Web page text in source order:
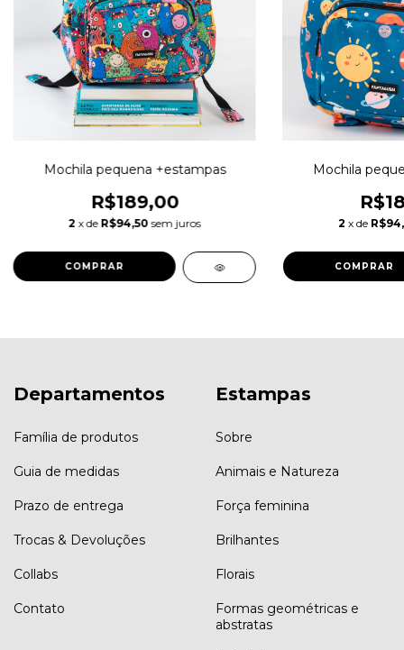
Mochila pequena +estampas
R$189,00
2 x de R$94,50 sem juros
COMPRAR
Mochila
2 x de
COMPRAR
Departamentos
Família de produtos
Guia de medidas
Prazo de entrega
Trocas & Devoluções
Collabs
Contato
Estampas
Sobre
Animais e Natureza
Força feminina
Brilhantes
Florais
Formas geométricas e
abstratas